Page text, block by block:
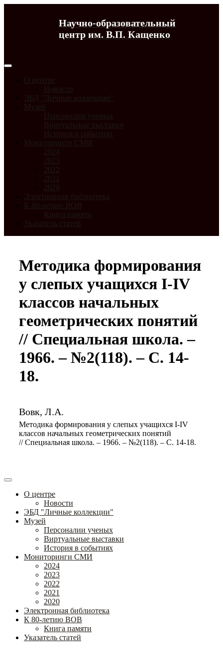
Научно-образовательный
центр им. В.П. Кащенко
О центре
Новости
ЭБД "Личные коллекции"
Музей
Персоналии ученых
Виртуальные выставки
История в событиях
Мониторинги СМИ
2024
2023
2022
2021
2020
Электронная библиотека
К 80-летию ВОВ
Книга памяти
Указатель статей
Методика формирования
у слепых учащихся I-IV
классов начальных
геометрических понятий
// Специальная школа. –
1966. – №2(118). – С. 14-
18.
Вовк, Л.А.
Методика формирования у слепых учащихся I-IV
классов начальных геометрических понятий
// Специальная школа. – 1966. – №2(118). – С. 14-18.
О центре
Новости
ЭБД "Личные коллекции"
Музей
Персоналии ученых
Виртуальные выставки
История в событиях
Мониторинги СМИ
2024
2023
2022
2021
2020
Электронная библиотека
К 80-летию ВОВ
Книга памяти
Указатель статей